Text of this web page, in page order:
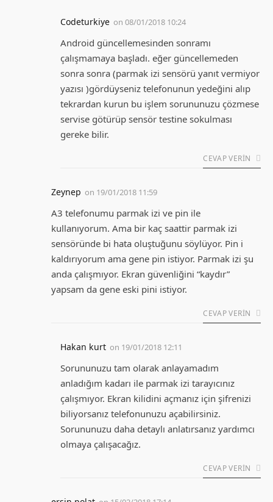
Codeturkiye on 08/01/2018 10:24
Android güncellemesinden sonramı
çalışmamaya başladı. eğer güncellemeden
sonra sonra (parmak izi sensörü yanıt vermiyor
yazısı )gördüyseniz telefonunun yedeğini alıp
tekrardan kurun bu işlem sorununuzu çözmese
servise götürüp sensör testine sokulması
gereke bilir.
CEVAP VERIN
Zeynep on 19/01/2018 11:59
A3 telefonumu parmak izi ve pin ile
kullanıyorum. Ama bir kaç saattir parmak izi
sensöründe bi hata oluştuğunu söylüyor. Pin i
kaldırıyorum ama gene pin istiyor. Parmak izi şu
anda çalışmıyor. Ekran güvenliğini “kaydır”
yapsam da gene eski pini istiyor.
CEVAP VERIN
Hakan kurt on 19/01/2018 12:11
Sorununuzu tam olarak anlayamadım
anladığım kadarı ile parmak izi tarayıcınız
çalışmıyor. Ekran kilidini açmanız için şifrenizi
biliyorsanız telefonunuzu açabilirsiniz.
Sorununuzu daha detaylı anlatırsanız yardımcı
olmaya çalışacağız.
CEVAP VERIN